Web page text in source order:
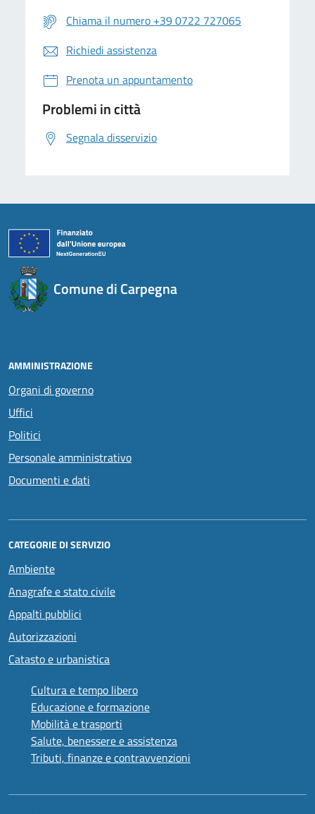
Chiama il numero +39 0722 727065
Richiedi assistenza
Prenota un appuntamento
Problemi in città
Segnala disservizio
Comune di Carpegna
AMMINISTRAZIONE
Organi di governo
Uffici
Politici
Personale amministrativo
Documenti e dati
CATEGORIE DI SERVIZIO
Ambiente
Anagrafe e stato civile
Appalti pubblici
Autorizzazioni
Catasto e urbanistica
Cultura e tempo libero
Educazione e formazione
Mobilità e trasporti
Salute, benessere e assistenza
Tributi, finanze e contravvenzioni